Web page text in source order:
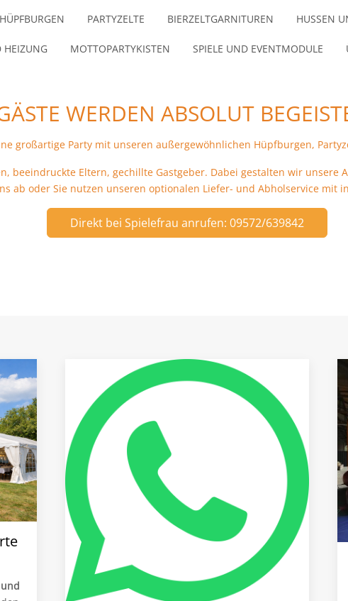
HÜPFBURGEN PARTYZELTE BIERZELTGARNITUREN HUSSEN
HEIZUNG MOTTOPARTYKISTEN SPIELE UND EVENTMODULE
WERDEN ABSOLUT
großartige Party mit unseren außergewöhnlichen Hüpfburgen,
beeindruckte Eltern, gechillte Gastgeber. Dabei gestalten wir unsere
ab oder Sie nutzen unseren optionalen Liefer- und Abholservice mit
Direkt bei Spielefrau anrufen: 09572/639842